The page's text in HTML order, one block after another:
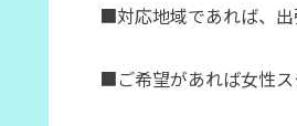
■対応地域であれば、出
■ご希望があれば女性ス